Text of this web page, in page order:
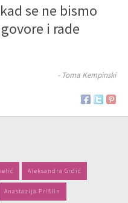
se ne bismo
i rade
- Toma Kempinski
Aleksandra Grdić
Anastazija Prišlin